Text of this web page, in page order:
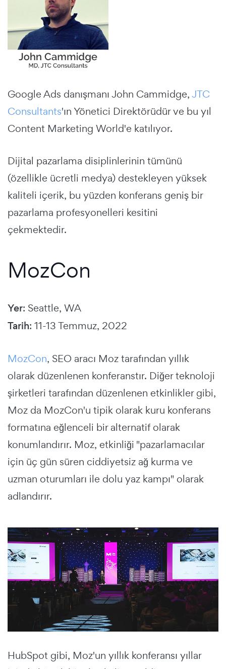
Google Ads danışmanı John Cammidge,JTC
Consultants'ın Yönetici Direktörüdür ve bu yıl
Content Marketing World'e katılıyor.
Dijital pazarlama disiplinlerinin tümünü
(özellikle ücretli medya) destekleyen yüksek
kaliteli içerik, bu yüzden konferans geniş bir
pazarlama profesyonelleri kesitini
çekmektedir.
MozCon
Yer: Seattle, WA
Tarih: 11-13 Temmuz, 2022
MozCon, SEO aracı Moz tarafından yıllık
olarak düzenlenen konferanstır. Diğer teknoloji
şirketleri tarafından düzenlenen etkinlikler gibi,
Moz da MozCon'u tipik olarak kuru konferans
formatına eğlenceli bir alternatif olarak
konumlandırır. Moz, etkinliği "pazarlamacılar
için üç gün süren ciddiyetsiz ağ kurma ve
uzman oturumları ile dolu yaz kampı" olarak
adlandırır.
HubSpot gibi, Moz'un yıllık konferansı yıllar